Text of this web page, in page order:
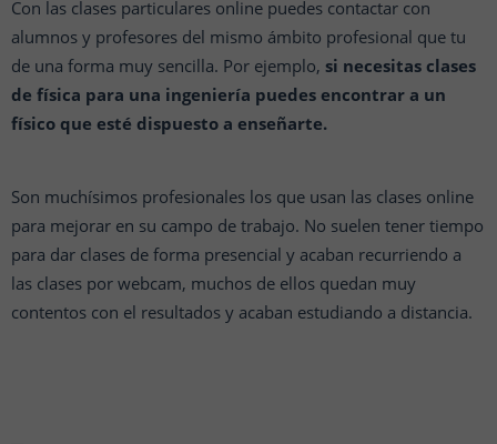
Con las clases particulares online puedes contactar con
alumnos y profesores del mismo ámbito profesional que tu
de una forma muy sencilla. Por ejemplo, si necesitas clases
de física para una ingeniería puedes encontrar a un
físico que esté dispuesto a enseñarte.
Son muchísimos profesionales los que usan las clases online
para mejorar en su campo de trabajo. No suelen tener tiempo
para dar clases de forma presencial y acaban recurriendo a
las clases por webcam, muchos de ellos quedan muy
contentos con el resultados y acaban estudiando a distancia.